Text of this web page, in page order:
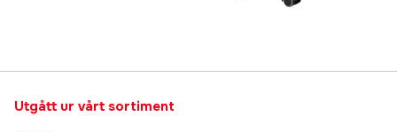
Utgått ur vårt sortiment